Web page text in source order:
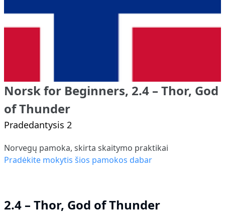
Norsk for Beginners, 2.4 – Thor, God
of Thunder
Pradedantysis 2
Norvegų pamoka, skirta skaitymo praktikai
Pradėkite mokytis šios pamokos dabar
2.4 – Thor, God of Thunder